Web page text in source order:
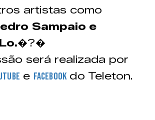
artistas como
Sampaio e
�?�
será realizada por
e Facebook do Teleton.